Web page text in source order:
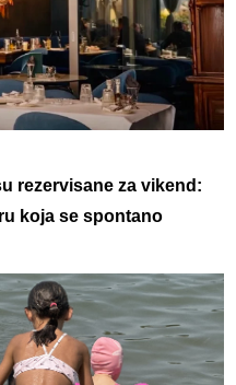
rezervisane za vikend:
koja se spontano